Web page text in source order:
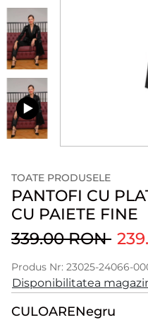
TOATE PRODUSELE
PANTOFI CU
CU PAIETE FINE
339.00 RON
Produs Nr: 23025-24066-
Disponibilitatea
CULOARENegru